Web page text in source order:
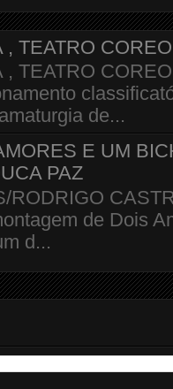
, TEATRO
, TEATRO
de...
E UM
PAZ
RODRIGO
de Dois
d...